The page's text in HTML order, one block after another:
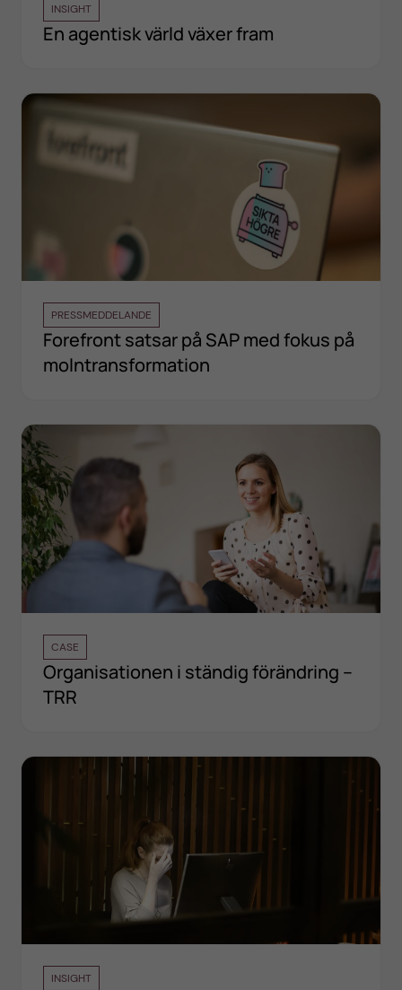
INSIGHT
En agentisk värld växer fram
PRESSMEDDELANDE
Forefront satsar på SAP med fokus på
molntransformation
CASE
Organisationen i ständig förändring –
TRR
INSIGHT